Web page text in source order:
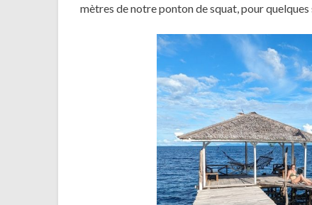
mètres de notre ponton de squat, pour